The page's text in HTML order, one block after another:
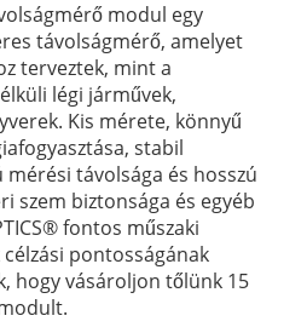
modul egy
távolságmérő, amelyet
terveztek, mint a
légi járművek,
Kis mérete, könnyű
stabil
távolsága és hosszú
szem biztonsága és egyéb
fontos műszaki
pontosságának
hogy vásároljon tőlünk 15